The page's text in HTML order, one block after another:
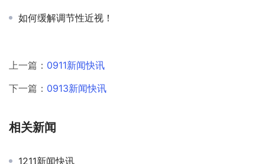
如何缓解调节性近视！
上一篇： 0911新闻快讯
下一篇： 0913新闻快讯
相关新闻
1211新闻快讯